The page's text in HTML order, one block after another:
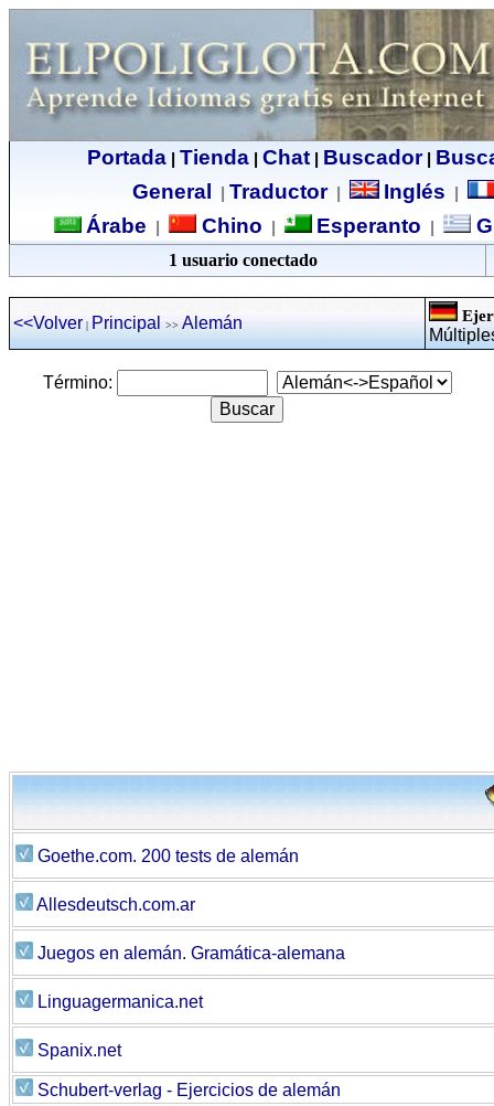
Portada| Tienda| Chat| Buscador|
General
Traductor| Inglés
Árabe Chino Esperanto
1 usuario conectado
<<Volver | Principal >> Alemán
Término:
Goethe.com. 200 tests de alemán
Allesdeutsch.com.ar
Juegos en alemán. Gramática-alemana
Linguagermanica.net
Spanix.net
Schubert-verlag - Ejercicios de alemán